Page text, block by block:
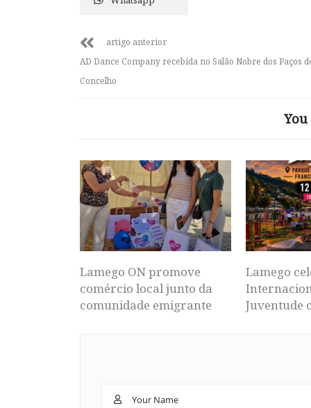
artigo anterior
AD Dance Company recebida no Salão Nobre dos Paços
Concelho
Lamego ON promove
comércio local junto da
comunidade emigrante
Lamego
Juventude